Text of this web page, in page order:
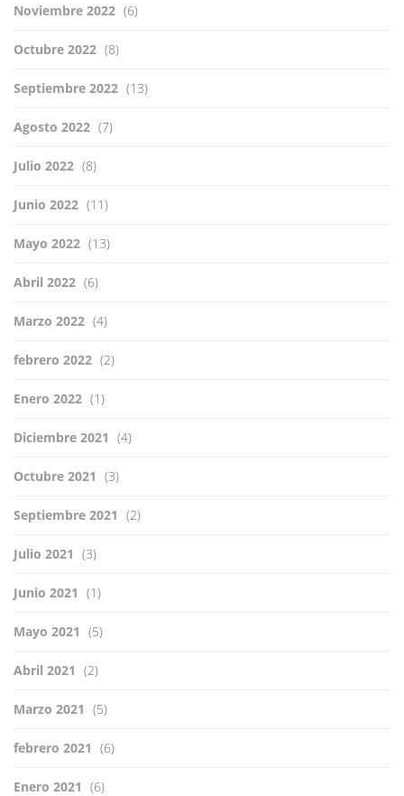
Noviembre 2022 (6)
Octubre 2022 (8)
Septiembre 2022 (13)
Agosto 2022 (7)
Julio 2022 (8)
Junio 2022 (11)
Mayo 2022 (13)
Abril 2022 (6)
Marzo 2022 (4)
febrero 2022 (2)
Enero 2022 (1)
Diciembre 2021 (4)
Octubre 2021 (3)
Septiembre 2021 (2)
Julio 2021 (3)
Junio 2021 (1)
Mayo 2021 (5)
Abril 2021 (2)
Marzo 2021 (5)
febrero 2021 (6)
Enero 2021 (6)